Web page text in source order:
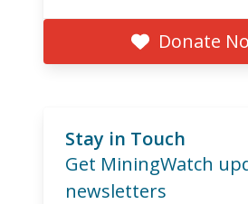
Donate
Stay in Touch
Get MiningWatch
newsletters